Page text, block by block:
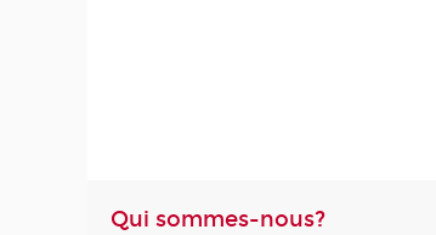
Qui sommes-nous?